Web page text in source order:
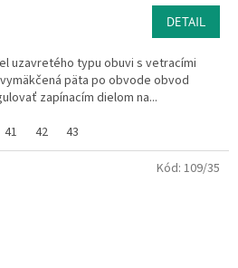
DETAIL
uzavretého typu obuvi s vetracími
päta po obvode obvod
zapínacím dielom na...
41 42 43
Kód: 109/35